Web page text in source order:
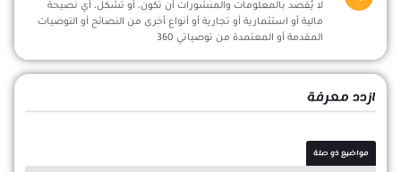
لا يُقصد بالمعلومات والمنشورات أن تكون، أو تشكل، أي نصيحة
مالية أو استثمارية أو تجارية أو أنواع أخرى من النصائح أو التوصيات
المقدمة أو المعتمدة من توصياتي 360
ازدد معرفة
مواضيع ذو صلة